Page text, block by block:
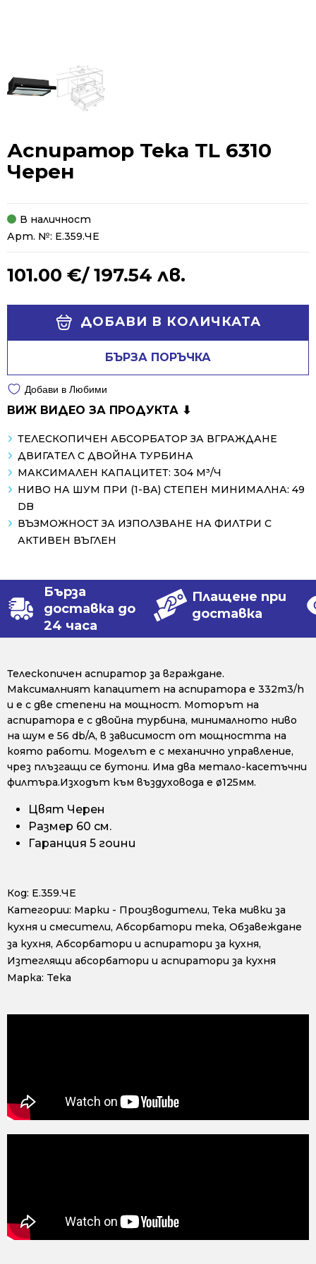
Аспиратор Teka TL 6310
Черен
В наличност
Арт. №: Е.359.ЧЕ
101.00 €/ 197.54 лв.
ДОБАВИ В КОЛИЧКАТА
БЪРЗА ПОРЪЧКА
Добави в Любими
ВИЖ ВИДЕО ЗА ПРОДУКТА ⬇
ТЕЛЕСКОПИЧЕН АБСОРБАТОР ЗА ВГРАЖДАНЕ
ДВИГАТЕЛ С ДВОЙНА ТУРБИНА
МАКСИМАЛЕН КАПАЦИТЕТ: 304 М³/Ч
НИВО НА ШУМ ПРИ (1-ВА) СТЕПЕН МИНИМАЛНА: 49
DB
ВЪЗМОЖНОСТ ЗА ИЗПОЛЗВАНЕ НА ФИЛТРИ С
АКТИВЕН ВЪГЛЕН
Бърза
доставка до
24 часа
Плащене при
доставка
Телескопичен аспиратор за вграждане.
Максималният капацитет на аспиратора е 332m3/h
и е с две степени на мощност. Моторът на
аспиратора е с двойна турбина, минималното ниво
на шум е 56 db/A, в зависимост от мощността на
която работи. Моделът е с механично управление,
чрез плъзгащи се бутони. Има два метало-касетъчни
филтъра.Изходът към въздуховода е ø125мм.
Цвят Черен
Размер 60 см.
Гаранция 5 гоини
Код: Е.359.ЧЕ
Категории: Марки - Производители, Тека мивки за
кухня и смесители, Абсорбатори тека, Обзавеждане
за кухня, Абсорбатори и аспиратори за кухня,
Изтеглящи абсорбатори и аспиратори за кухня
Марка: Teka